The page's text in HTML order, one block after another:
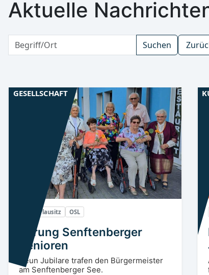
Aktuelle
Suchen
Niederlausitz OSL
Ehrung Senftenberger
Senioren
Neun Jubilare trafen den Bürgermeister
am Senftenberger See.
GESELLSCHAFT